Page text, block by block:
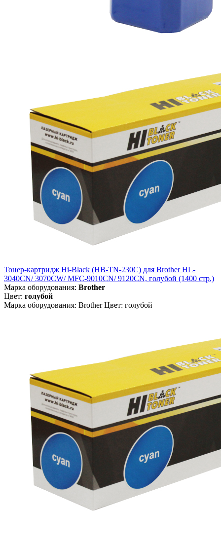
Тонер-картридж Hi-Black (HB-TN-230C) для Brother HL-
3040CN/ 3070CW/ MFC-9010CN/ 9120CN, голубой (1400 стр.)
Марка оборудования: Brother
Цвет: голубой
Марка оборудования: Brother Цвет: голубой